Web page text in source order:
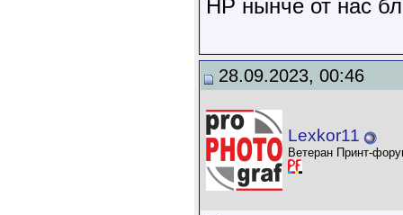
HP нынче от нас
28.09.2023, 00:46
Lexkor11
Ветеран Принт-